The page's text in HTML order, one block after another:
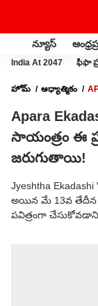
న్యూస్
India At 2047 ఫీఫా
హోమ్ ఆధ్యాత్మికం
Apara
సాయంత్రం ఈ
జరుగుతాయి!
Jyeshtha
అయిన మే 13వ తేదీన
పవిత్రంగా